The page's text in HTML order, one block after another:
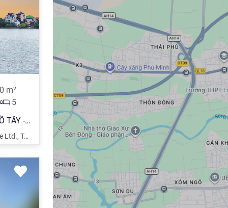
m²
5
NHÀ VỊ TRÍ ĐẮC ĐỊA - VIEW HỒ TÂY - HIỆN KINH DOANH CÀ PHÊ - XÂY TÒA APARTMENT - KHÁCH SẠN .GIÁ IB
Ltd., Tây Hồ Hà Nội